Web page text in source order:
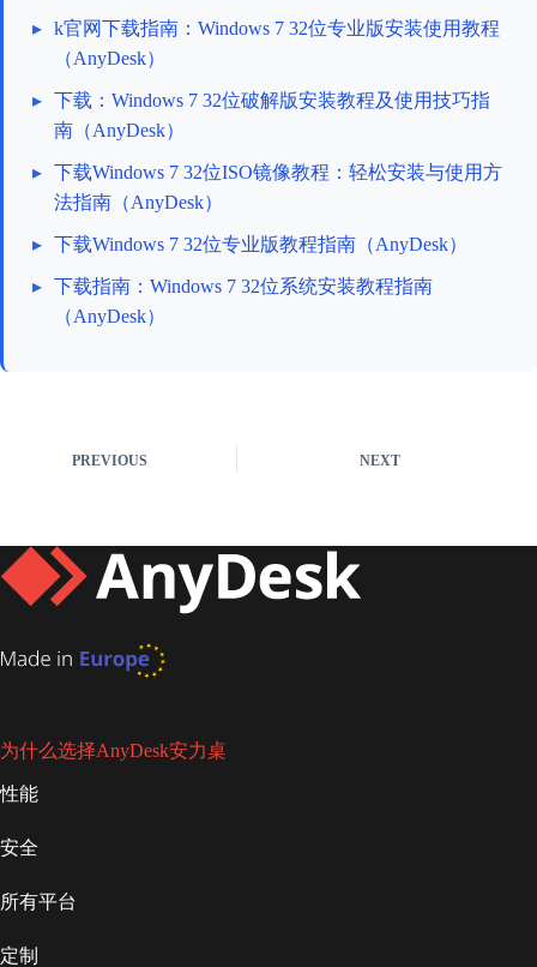
▸ k官网下载指南：Windows 7 32位专业版安装使用教程
（AnyDesk）
▸ 下载：Windows 7 32位破解版安装教程及使用技巧指
南（AnyDesk）
▸ 下载Windows 7 32位ISO镜像教程：轻松安装与使用方
法指南（AnyDesk）
▸ 下载Windows 7 32位专业版教程指南（AnyDesk）
▸ 下载指南：Windows 7 32位系统安装教程指南
（AnyDesk）
PREVIOUS NEXT
为什么选择AnyDesk安力桌
性能
安全
所有平台
定制